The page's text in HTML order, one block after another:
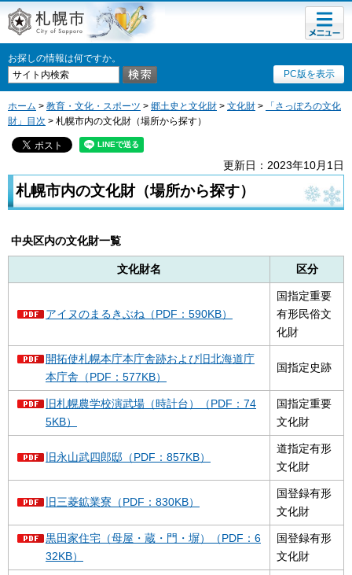
札幌市
お探しの情報は何ですか。
PC版を表示
メニュ
ー
ホーム > 教育・文化・スポーツ > 郷土史と文化財 > 文化財 >
「さっぽろの文化
財」目次 > 札幌市内の文化財（場所から探す）
更新日：2023年10月1日
札幌市内の文化財（場所から探す）
中央区内の文化財一覧
文化財名 区分
アイヌのまるきぶね（PDF：590KB）
国指定重要
有形民俗文
化財
開拓使札幌本庁本庁舎跡および旧北海道庁
本庁舎（PDF：577KB）
国指定史跡
旧札幌農学校演武場（時計台）（PDF：74
5KB）
国指定重要
文化財
旧永山武四郎邸（PDF：857KB）
道指定有形
文化財
旧三菱鉱業寮（PDF：830KB）
国登録有形
文化財
黒田家住宅（母屋・蔵・門・塀）（PDF：6
32KB）
国登録有形
文化財